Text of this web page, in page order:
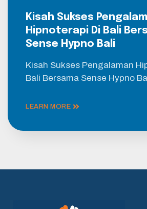
Kisah Sukses
Hipnoterapi Di Bali
Sense Hypno Bali
Kisah Sukses Pengalaman
Bali Bersama Sense Hypno
LEARN MORE